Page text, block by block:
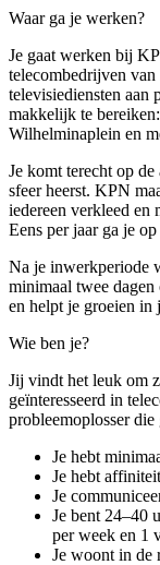
Waar ga je werken?
Je gaat werken bij
telecombedrijven
televisiediensten aan
makkelijk te
Wilhelminaplein en
Je komt terecht op
sfeer heerst. KPN
iedereen verkleed en
Eens per jaar ga je
Na je inwerkperiode
minimaal twee
en helpt je groeien
Wie ben je?
Jij vindt het leuk om
geïnteresseerd in
probleemoplosser
Je hebt
Je hebt
Je
Je bent 24–40
per week en 1
Je woont in de